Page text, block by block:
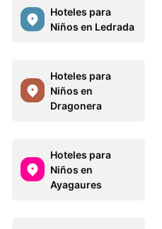
Hoteles para
Niños en Ledrada
Hoteles para
Niños en
Dragonera
Hoteles para
Niños en
Ayagaures